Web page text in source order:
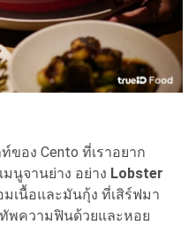
อง Cento ที่เราอยาก
นูจานย่าง อย่าง Lobster
เนื้อและมันกุ้ง ที่เสิร์ฟมา
พความฟินด้วยและหอย